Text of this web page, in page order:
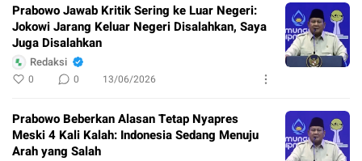
Prabowo Jawab Kritik Sering ke Luar Negeri:
Jokowi Jarang Keluar Negeri Disalahkan, Saya
Juga Disalahkan
Redaksi
0 0 13/06/2026
Prabowo Beberkan Alasan Tetap Nyapres
Meski 4 Kali Kalah: Indonesia Sedang Menuju
Arah yang Salah